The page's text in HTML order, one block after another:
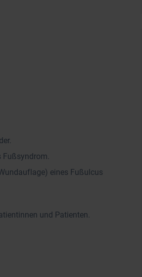
Fußsyndrom.
eines Fußulcus
und Patienten.